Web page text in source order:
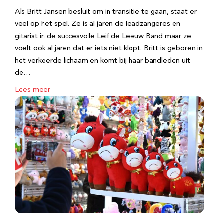
Als Britt Jansen besluit om in transitie te gaan, staat er
veel op het spel. Ze is al jaren de leadzangeres en
gitarist in de succesvolle Leif de Leeuw Band maar ze
voelt ook al jaren dat er iets niet klopt. Britt is geboren in
het verkeerde lichaam en komt bij haar bandleden uit
de…
Lees meer